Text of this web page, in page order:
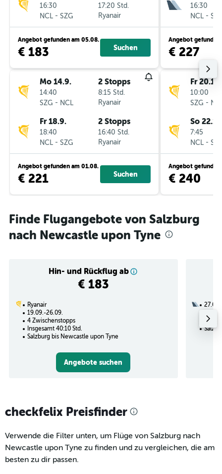
16:30
NCL - SZG
17:20 Std.
Ryanair
Angebot gefunden am 05.08.
€ 183 Suchen
Mo 14.9.
14:40
SZG - NCL
2 Stopps
8:15 Std.
Ryanair
Fr 18.9.
18:40
NCL - SZG
2 Stopps
16:40 Std.
Ryanair
Angebot gefunden am 01.08.
€ 221 Suchen
16:30
NCL -
Angebot gefunden
€ 227
Fr 20.11.
10:00
SZG -
So 22.11.
7:45
NCL -
Angebot gefunden
€ 240
Finde Flugangebote von Salzburg
nach Newcastle upon Tyne
Hin- und Rückflug ab
€ 183
Ryanair
19.09.-26.09.
4 Zwischenstopps
Insgesamt 40:10 Std.
Salzburg bis Newcastle upon Tyne
Angebote suchen
27.08.
checkfelix Preisfinder
Verwende die Filter unten, um Flüge von Salzburg nach
Newcastle upon Tyne zu finden und zu vergleichen, die am
besten zu dir passen.